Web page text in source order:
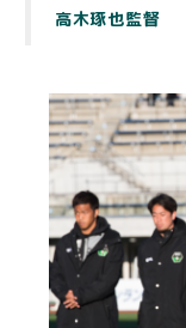
高木琢也監督